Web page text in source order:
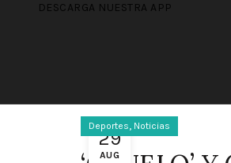
DESCARGA NUESTRA APP
29
AUG
Deportes, Noticias